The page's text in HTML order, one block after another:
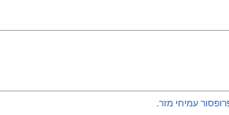
עמיחי מזר